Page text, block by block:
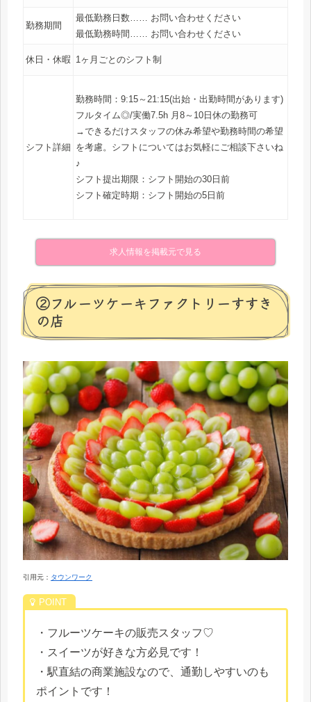
勤務期間
最低勤務日数…… お問い合わせください
最低勤務時間…… お問い合わせください
休日・休暇 1ヶ月ごとのシフト制
シフト詳細
勤務時間：9:15～21:15(出始・出勤時間があります)
フルタイム◎/実働7.5h 月8～10日休の勤務可
→できるだけスタッフの休み希望や勤務時間の希望
を考慮。シフトについてはお気軽にご相談下さいね
♪
シフト提出期限：シフト開始の30日前
シフト確定時期：シフト開始の5日前
求人情報を掲載元で見る
②フルーツケーキファクトリーすすき
の店
引用元： タウンワーク
・フルーツケーキの販売スタッフ♡
・スイーツが好きな方必見です！
・駅直結の商業施設なので、通勤しやすいのも
ポイントです！